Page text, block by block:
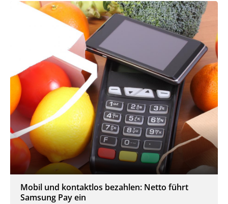
Mobil und kontaktlos bezahlen: Netto führt
Samsung Pay ein